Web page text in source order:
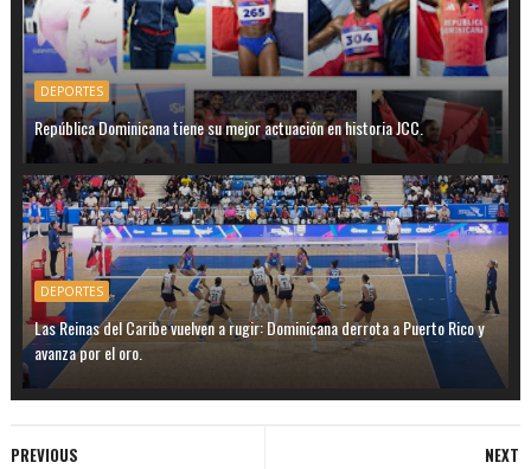
DEPORTES
República Dominicana tiene su mejor actuación en historia JCC.
DEPORTES
Las Reinas del Caribe vuelven a rugir: Dominicana derrota a Puerto Rico y
avanza por el oro.
NEXT
PREVIOUS